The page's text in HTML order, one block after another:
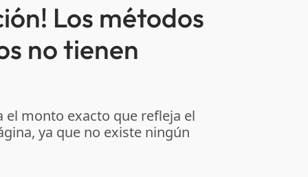
Los métodos
no tienen
el monto exacto que refleja el
ya que no existe ningún